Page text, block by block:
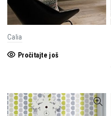
Calia
Pročitajte još